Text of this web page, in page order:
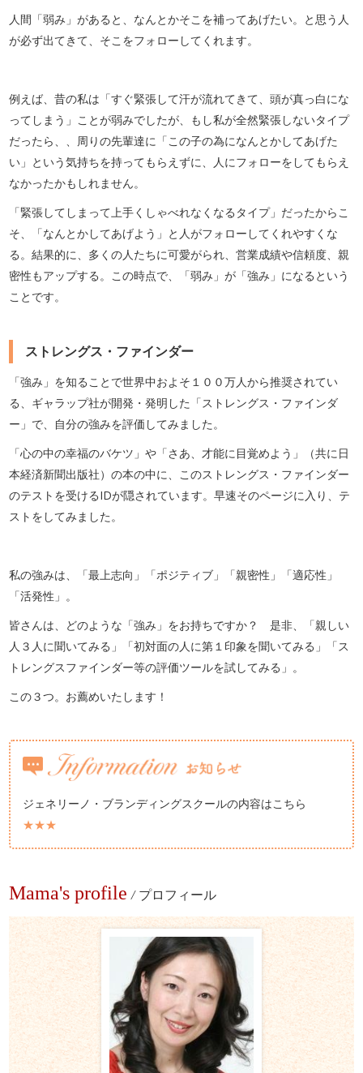
人間「弱み」があると、なんとかそこを補ってあげたい。と思う人
が必ず出てきて、そこをフォローしてくれます。
例えば、昔の私は「すぐ緊張して汗が流れてきて、頭が真っ白にな
ってしまう」ことが弱みでしたが、もし私が全然緊張しないタイプ
だったら、、周りの先輩達に「この子の為になんとかしてあげた
い」という気持ちを持ってもらえずに、人にフォローをしてもらえ
なかったかもしれません。
「緊張してしまって上手くしゃべれなくなるタイプ」だったからこ
そ、「なんとかしてあげよう」と人がフォローしてくれやすくな
る。結果的に、多くの人たちに可愛がられ、営業成績や信頼度、親
密性もアップする。この時点で、「弱み」が「強み」になるという
ことです。
ストレングス・ファインダー
「強み」を知ることで世界中およそ１００万人から推奨されてい
る、ギャラップ社が開発・発明した「ストレングス・ファインダ
ー」で、自分の強みを評価してみました。
「心の中の幸福のバケツ」や「さあ、才能に目覚めよう」（共に日
本経済新聞出版社）の本の中に、このストレングス・ファインダー
のテストを受けるIDが隠されています。早速そのページに入り、テ
ストをしてみました。
私の強みは、「最上志向」「ポジティブ」「親密性」「適応性」
「活発性」。
皆さんは、どのような「強み」をお持ちですか？ 是非、「親しい
人３人に聞いてみる」「初対面の人に第１印象を聞いてみる」「ス
トレングスファインダー等の評価ツールを試してみる」。
この３つ。お薦めいたします！
ジェネリーノ・ブランディングスクールの内容はこちら
★★★
Mama's profile / プロフィール